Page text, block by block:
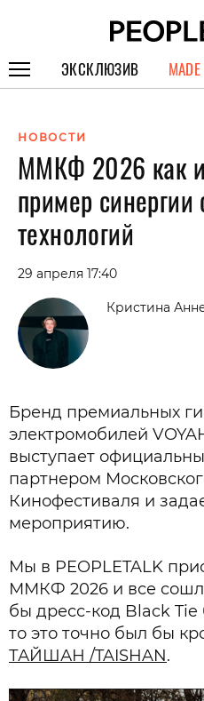
ЭКСКЛЮЗИВ
СПЕЦПРОЕКТЫ
ИНТЕРВЬЮ
ПОКОЛЕНИЕ
НОВОСТИ
ММКФ 2026 как
пример синергии
технологий
29 апреля 17:40
Кристина
Бренд премиальных
электромобилей
выступает
партнером
Кинофестиваля и
мероприятию.
Мы в PEOPLETALK
ММКФ 2026 и все
бы дресс-код Black
то это точно был бы
ТАЙШАН /TAISHAN.